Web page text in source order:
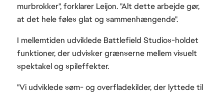
murbrokker", forklarer Leijon. "Alt dette arbejde gør,
at det hele føles glat og sammenhængende".
I mellemtiden udviklede Battlefield Studios-holdet
funktioner, der udvisker grænserne mellem visuelt
spektakel og spileffekter.
"Vi udviklede søm- og overfladekilder, der lyttede til